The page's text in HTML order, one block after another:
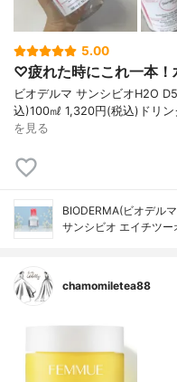
5.00
♡疲れた時にこれ一本！
ビオデルマ サンシビオH2O
込)100㎖ 1,320円(税込)ドリ
を見る
BIODERMA(ビオデル
サンシビオ エイチツー
chamomiletea88